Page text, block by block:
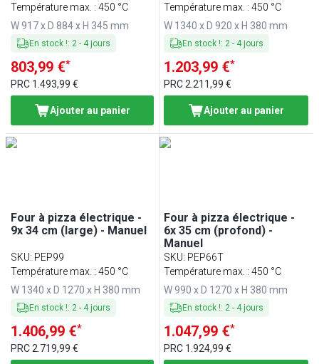
Température max. : 450 °C
W 917 x D 884 x H 345 mm
En stock !: 2- 4 jours
803,99 €*
PRC 1.493,99 €
Ajouter au panier
Température max. : 450 °C
W 1340 x D 920 x H 380 mm
En stock !: 2 - 4 jours
1.203,99 €*
PRC2.211,99 €
Ajouter au panier
Four à pizza électrique -
9x 34 cm (large) - Manuel
SKU: PEP99
Température max. : 450 °C
W 1340 x D 1270 x H 380 mm
En stock !: 2- 4 jours
1.406,99 €*
PRC2.719,99 €
Four à pizza électrique -
6x 35 cm (profond) -
Manuel
SKU: PEP66T
Température max. : 450 °C
W 990 x D 1270 x H 380 mm
En stock !: 2 - 4 jours
1.047,99 €*
PRC 1.924,99 €